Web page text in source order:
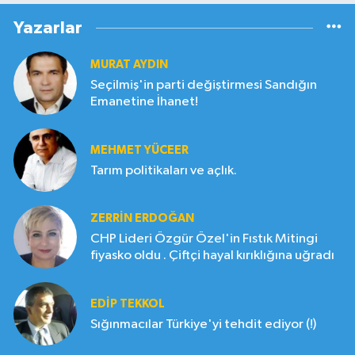
Yazarlar
MURAT AYDIN
Seçilmiş'in parti değiştirmesi Sandığın
Emanetine İhanet!
MEHMET YÜCEER
Tarım politikaları ve açlık.
ZERRIN ERDOĞAN
CHP Lideri Özgür Özel'in Fıstık Mitingi
fiyasko oldu . Çiftçi hayal kırıklığına uğradı
EDIP TEKKOL
Sığınmacılar Türkiye'yi tehdit ediyor (!)